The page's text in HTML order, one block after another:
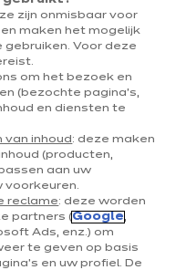
zijn onmisbaar voor
maken het mogelijk
Voor deze
om het bezoek en
(bezochte pagina's,
en diensten te
inhoud : deze maken
(producten,
aan uw
voorkeuren.
reclame: deze worden
partners (Google,
Ads, enz.) om
te geven op basis
en uw profiel. De